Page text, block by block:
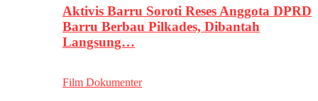
Aktivis Barru Soroti Reses Anggota DPRD
Barru Berbau Pilkades, Dibantah
Langsung…
Film Dokumenter